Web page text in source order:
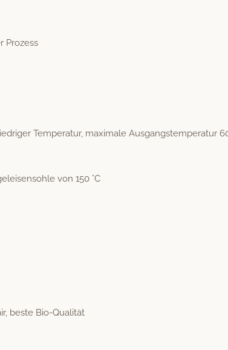
Prozess
Tem­per­atur, max­i­male Aus­gang­stem­per­atur
von 150 °C
beste Bio-Qualität